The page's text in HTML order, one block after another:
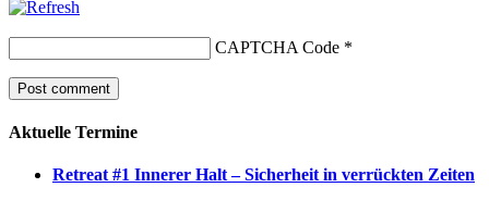
CAPTCHA Code *
Aktuelle Termine
Retreat #1 Innerer Halt – Sicherheit in verrückten Zeiten